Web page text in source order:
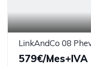
LinkAndCo 08
579€/Mes+IVA